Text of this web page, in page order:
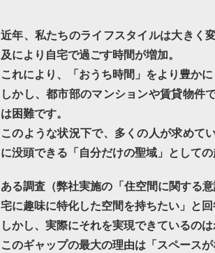
近年、私たちのライフスタイルは大きく
及により自宅で過ごす時間が増加。
これにより、「おうち時間」をより豊か
しかし、都市部のマンションや賃貸物件
は困難です。
このような状況下で、多くの人が求めて
に没頭できる「自分だけの聖域」としての
ある調査（弊社実施の「住空間に関する
宅に趣味に特化した空間を持ちたい」と回
しかし、実際にそれを実現できているの
このギャップの最大の理由は「スペース